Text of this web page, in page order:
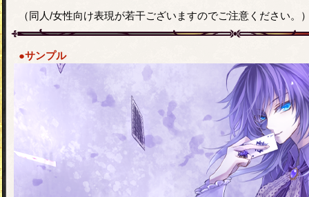
（同人/女性向け表現が若干ございますのでご注意ください。
●サンプル